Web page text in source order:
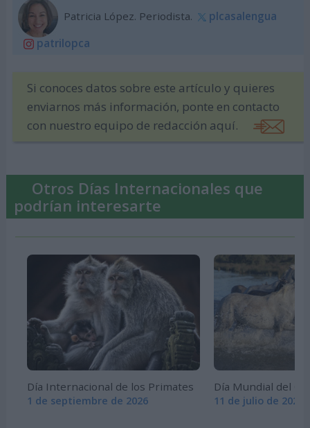
Patricia López. Periodista.
plcasalengua
patrilopca
Si conoces datos sobre este artículo y quieres
enviarnos más información, ponte en contacto
con nuestro equipo de redacción aquí.
Otros Días Internacionales que
podrían interesarte
Día Internacional de los Primates
1 de septiembre de 2026
Día Mundial del
11 de julio de 2026